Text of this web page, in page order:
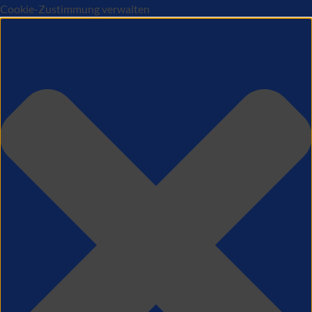
Cookie-Zustimmung verwalten